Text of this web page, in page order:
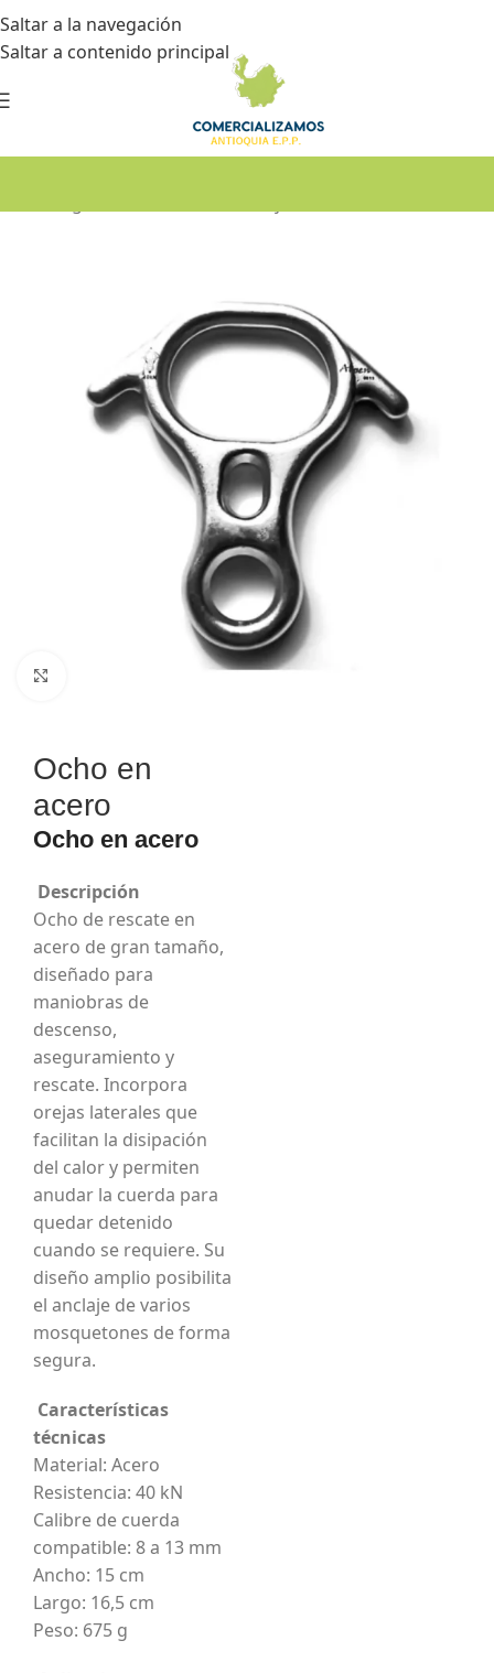
Saltar a la navegación
Saltar a contenido principal
Haga Click para agrandar
Ocho en
acero
Ocho en acero
Descripción
Ocho de rescate en
acero de gran tamaño,
diseñado para
maniobras de
descenso,
aseguramiento y
rescate. Incorpora
orejas laterales que
facilitan la disipación
del calor y permiten
anudar la cuerda para
quedar detenido
cuando se requiere. Su
diseño amplio posibilita
el anclaje de varios
mosquetones de forma
segura.
Características
técnicas
Material: Acero
Resistencia: 40 kN
Calibre de cuerda
compatible: 8 a 13 mm
Ancho: 15 cm
Largo: 16,5 cm
Peso: 675 g